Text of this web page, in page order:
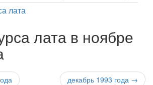
лата
лата в ноябре
декабрь 1993 года →